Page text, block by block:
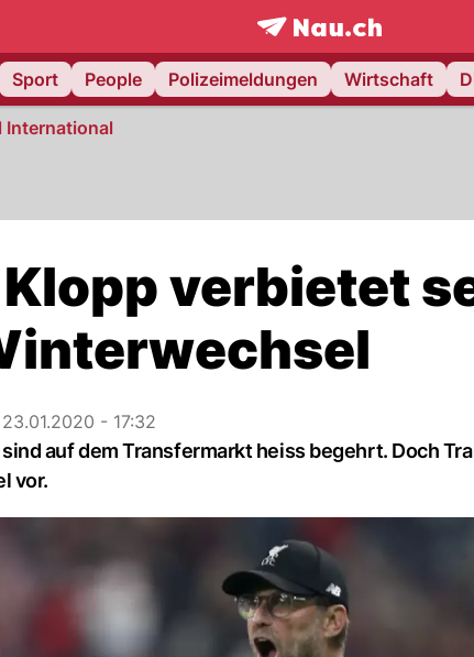
frontpage.NAU.ch
Sport People Polizeimeldungen Wirtschaft
International
verbietet
23.01.2020 - 17:32
auf dem Transfermarkt heiss begehrt. Doch
vor.